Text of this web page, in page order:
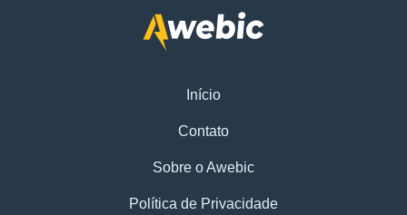
Início
Contato
Sobre o Awebic
Política de Privacidade